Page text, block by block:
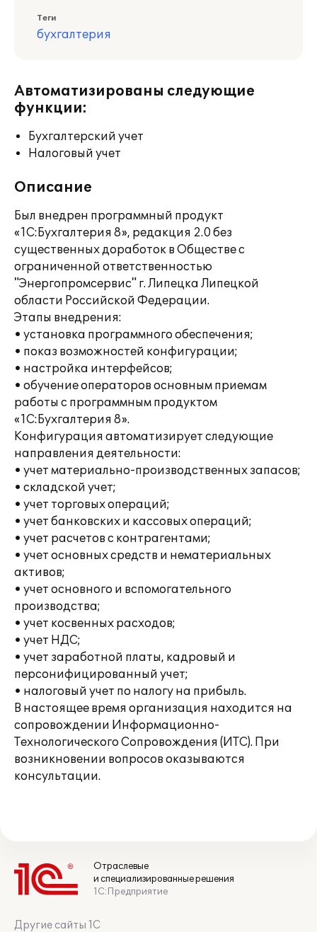
Теги
бухгалтерия
Автоматизированы следующие
функции:
Бухгалтерский учет
Налоговый учет
Описание
Был внедрен программный продукт
«1С:Бухгалтерия 8», редакция 2.0 без
существенных доработок в Обществе с
ограниченной ответственностью
"Энергопромсервис" г. Липецка Липецкой
области Российской Федерации.
Этапы внедрения:
• установка программного обеспечения;
• показ возможностей конфигурации;
• настройка интерфейсов;
• обучение операторов основным приемам
работы с программным продуктом
«1С:Бухгалтерия 8».
Конфигурация автоматизирует следующие
направления деятельности:
• учет материально-производственных запасов;
• складской учет;
• учет торговых операций;
• учет банковских и кассовых операций;
• учет расчетов с контрагентами;
• учет основных средств и нематериальных
активов;
• учет основного и вспомогательного
производства;
• учет косвенных расходов;
• учет НДС;
• учет заработной платы, кадровый и
персонифицированный учет;
• налоговый учет по налогу на прибыль.
В настоящее время организация находится на
сопровождении Информационно-
Технологического Сопровождения (ИТС). При
возникновении вопросов оказываются
консультации.
Отраслевые
и специализированные решения
1С:Предприятие
Другие сайты 1С